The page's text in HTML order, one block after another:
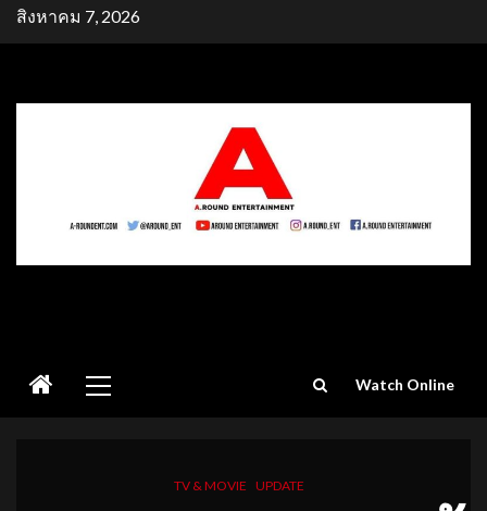
Skipสิงหาคม 7, 2026
Menu
Watch Online
TV & MOVIE UPDATE